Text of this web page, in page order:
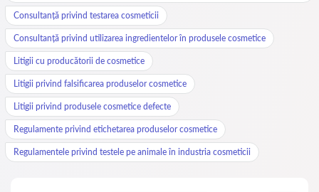
Consultanță privind testarea cosmeticii
Consultanță privind utilizarea ingredientelor în produsele cosmetice
Litigii cu producătorii de cosmetice
Litigii privind falsificarea produselor cosmetice
Litigii privind produsele cosmetice defecte
Regulamente privind etichetarea produselor cosmetice
Regulamentele privind testele pe animale în industria cosmeticii